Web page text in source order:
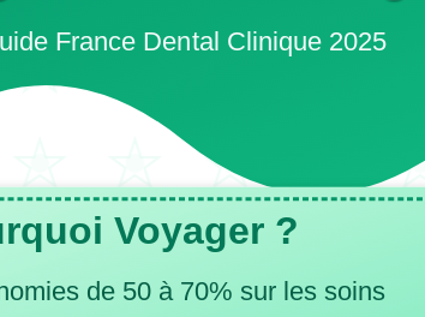
France Dental Clinique 2025
Voyager ?
de 50 à 70% sur les soins